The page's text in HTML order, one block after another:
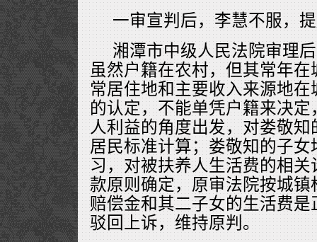
一审宣判后，李慧不服，
湘潭市中级人民法院审理
虽然户籍在农村，但其常年
常居住地和主要收入来源地
的认定，不能单凭户籍来决
人利益的角度出发，对娄敬
居民标准计算；娄敬知的子
习，对被扶养人生活费的相
款原则确定，原审法院按城
赔偿金和其二子女的生活费
驳回上诉，维持原判。